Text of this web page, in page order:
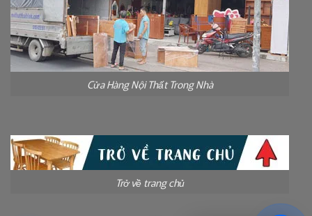
Cửa Hàng Nội Thất Trong Nhà
Trở về trang chủ